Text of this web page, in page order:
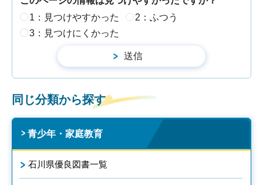
1：見つけやすかった
2：ふつう
3：見つけにくかった
同じ分類から探す
青少年・家庭教育
石川県優良図書一覧